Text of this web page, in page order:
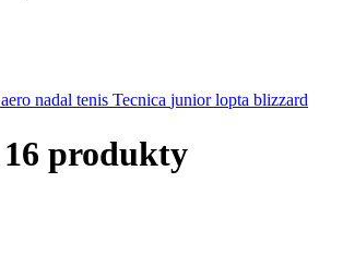
aero nadal tenis Tecnica juniorlopta blizzard
16 produkty